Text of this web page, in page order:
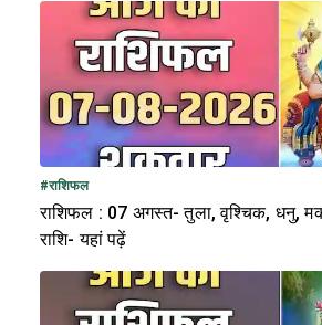
#राशिफल
राशिफल : 07 अगस्त- तुला, वृश्चिक, धनु,
राशि- यहां पढ़ें